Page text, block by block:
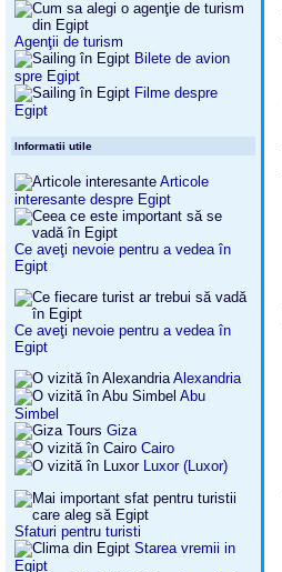
Agenţii de turism
Bilete de avion
spre Egipt
Filme despre
Egipt
Informatii utile
Articole
interesante despre Egipt
Ce aveţi nevoie pentru a vedea în
Egipt
Ce aveţi nevoie pentru a vedea în
Egipt
Alexandria
Abu
Simbel
Giza
Cairo
Luxor (Luxor)
Sfaturi pentru turisti
Starea vremii in
Egipt